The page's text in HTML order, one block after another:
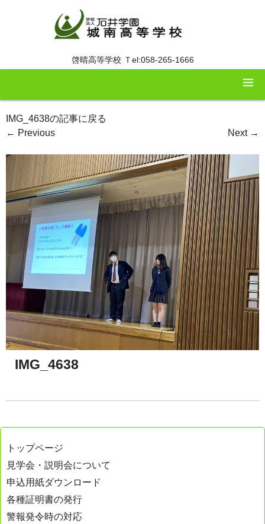
啓晴高等学校 Ｔel:058-265-1666
IMG_4638の記事に戻る
← Previous Next →
IMG_4638
トップページ
見学会・説明会について
申込用紙ダウンロード
各種証明書の発行
警報発令時の対応